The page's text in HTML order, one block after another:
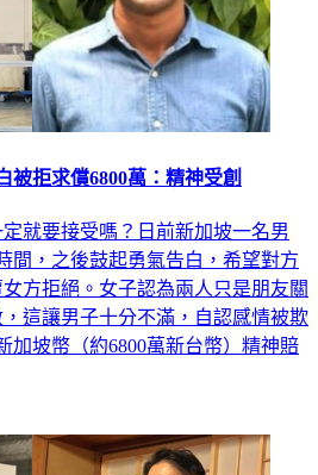
被拒求償6800萬：精神受創
就要接受嗎？日前新加坡一名男
間，之後鼓起勇氣告白，希望對方
方拒絕。女子認為兩人只是朋友關
這讓男子十分不滿，自認感情被欺
加坡幣（約6800萬新台幣）精神賠